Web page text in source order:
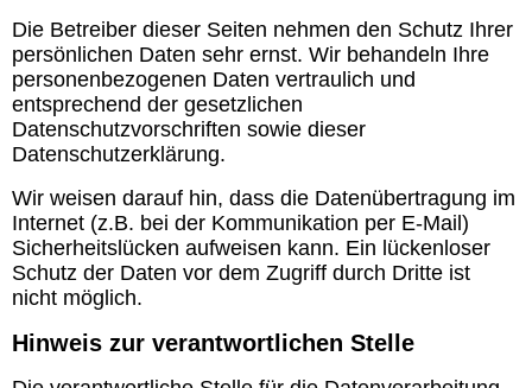
Die Betreiber dieser Seiten nehmen den Schutz Ihrer
persönlichen Daten sehr ernst. Wir behandeln Ihre
personenbezogenen Daten vertraulich und
entsprechend der gesetzlichen
Datenschutzvorschriften sowie dieser
Datenschutzerklärung.
Wir weisen darauf hin, dass die Datenübertragung im
Internet (z.B. bei der Kommunikation per E-Mail)
Sicherheitslücken aufweisen kann. Ein lückenloser
Schutz der Daten vor dem Zugriff durch Dritte ist
nicht möglich.
Hinweis zur verantwortlichen Stelle